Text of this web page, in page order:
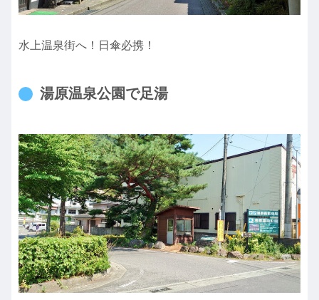
水上温泉街へ！日傘必携！
湯原温泉公園で足湯